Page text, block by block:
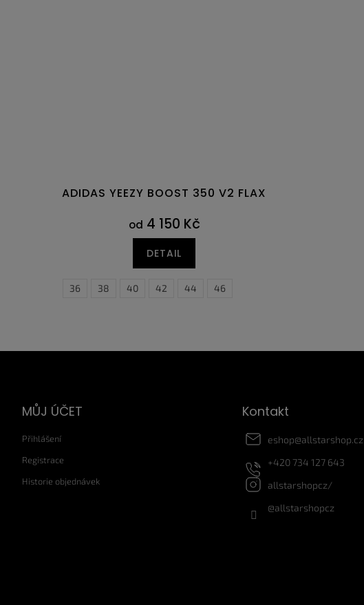
ADIDAS YEEZY BOOST 350 V2 FLAX
od 4 150 Kč
DETAIL
36 38 40 42 44 46
Z
MŮJ ÚČET
Přihlášení
Registrace
Historie objednávek
Kontakt
eshop@allstarshop.cz
+420 734 127 643
allstarshopcz/
@allstarshopcz